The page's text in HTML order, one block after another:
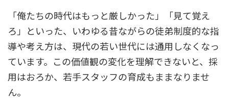
「俺たちの時代はもっと厳しかった」「見て覚え
ろ」といった、いわゆる昔ながらの徒弟制度的な指
導や考え方は、現代の若い世代には通用しなくなっ
ています。この価値観の変化を理解できないと、採
用はおろか、若手スタッフの育成もままなりませ
ん。